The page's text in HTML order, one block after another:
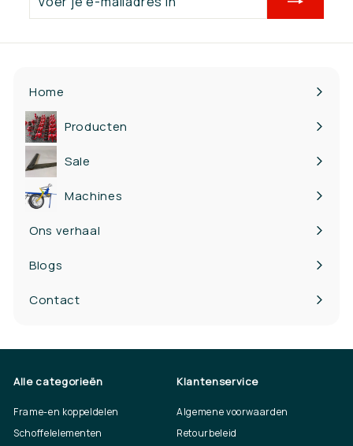
je
mailadres
Home
Producten
Bekijk
submenu
Sale
Machines
Ons verhaal
Blogs
Contact
Alle categorieën
Frame-en koppeldelen
Schoffelelementen
Klantenservice
Algemene voorwaarden
Retourbeleid